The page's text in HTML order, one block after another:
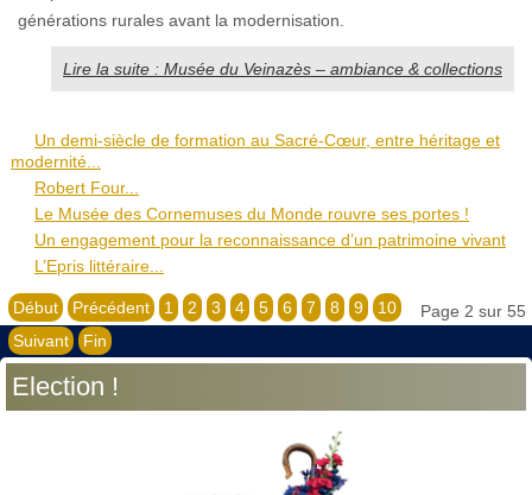
générations rurales avant la modernisation.
Lire la suite : Musée du Veinazès – ambiance & collections
Un demi-siècle de formation au Sacré-Cœur, entre héritage et
modernité...
Robert Four...
Le Musée des Cornemuses du Monde rouvre ses portes !
Un engagement pour la reconnaissance d’un patrimoine vivant
L’Epris littéraire...
Page 2 sur 55
Début Précédent 1 2 3 4 5 6 7 8 9
10
Suivant
Fin
Election !